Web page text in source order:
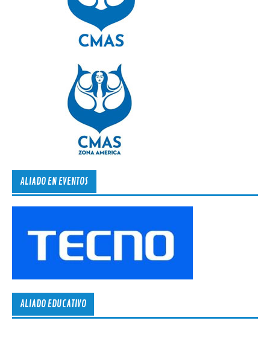
ALIADO EN EVENTOS
ALIADO EDUCATIVO